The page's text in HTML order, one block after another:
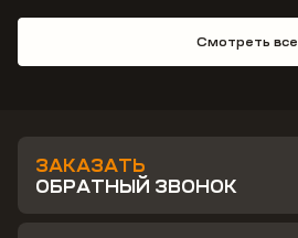
Смотреть все
ЗАКАЗАТЬ
ОБРАТНЫЙ ЗВОНОК